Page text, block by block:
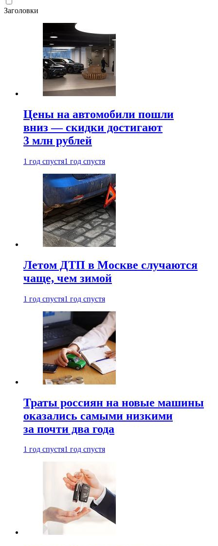
Заголовки
Цены на автомобили пошли
вниз — скидки достигают
3 млн рублей
1 год спустя1 год спустя
Летом ДТП в Москве случаются
чаще, чем зимой
1 год спустя1 год спустя
Траты россиян на новые машины
оказались самыми низкими
за почти два года
1 год спустя1 год спустя